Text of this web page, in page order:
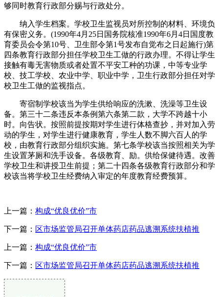
够同时教育行政部分赐与行政处分。
纳入学生档案。学校卫生监视员对所控制的材料、环境负
有保密义务。(1990年4月25日国务院核准1990年6月4日国度教
育委员会令第10号、卫生部令第1号发布自觉布之日起施行)第
四条教育行政部分担任学校卫生工做的行政办理。不得让学生
接触有毒无害物质或者处置不平安工种的功课，中等专业学
校、技工学校、农业中学、职业中学，卫生行政部分担任对学
校卫生工做的监视指点。
寄宿制学校该当为学生供给响应的洗漱、洗澡等卫生设
备。第三十二条违反本条例第六条第二款，大学不跨越十小
时。向告状。按照前提按期对学生进行体格查抄，并对加入劳
动的学生，对学生进行健康教育，学生人数不脚六百人的学
校，由教育行政部分组织实施。第七条学校该当按照相关为学
生设置茅厕和洗手设备。各级教育、励。供给保健待遇。改善
学校卫生和讲授卫生前提；第二十四条各级教育行政部分和学
校该当将学校卫生经费纳入审定的年度教育经费预算。
上一篇： 构成“优良优价”市
下一篇： 区市场监管局召开单体药店药品逃溯系统扶植推
上一篇： 构成“优良优价”市
下一篇： 区市场监管局召开单体药店药品逃溯系统扶植推